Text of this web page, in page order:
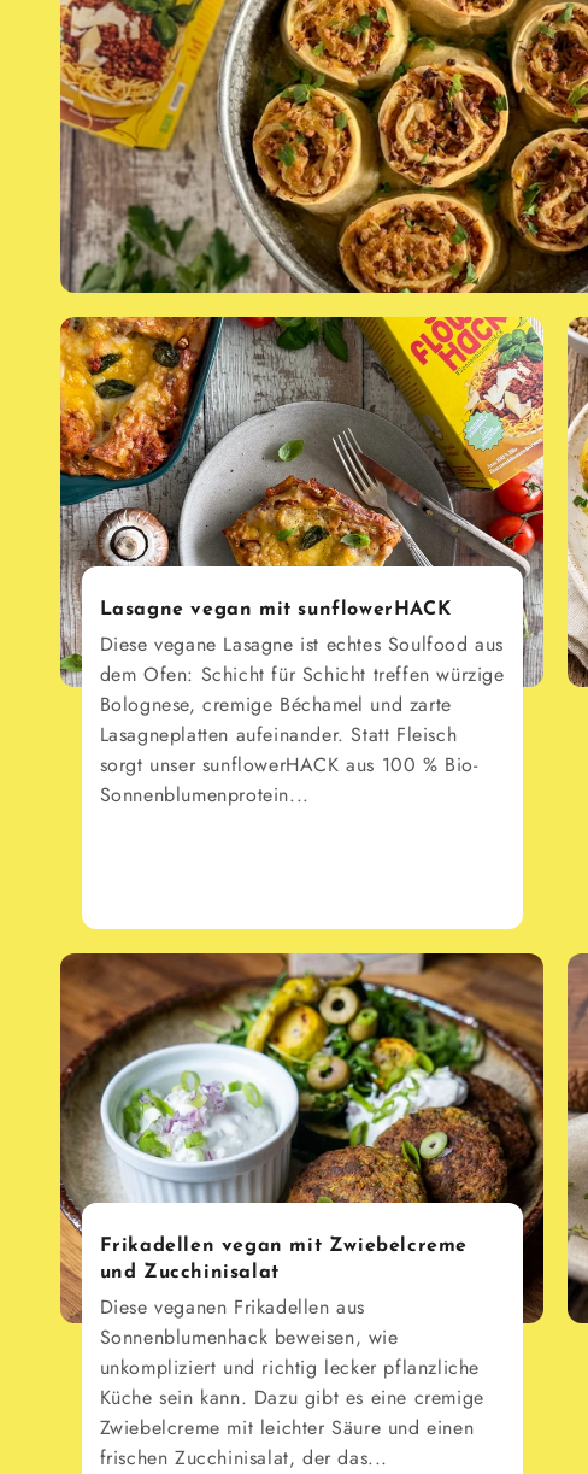
Lasagne vegan mit sunflowerHACK
Diese vegane Lasagne ist echtes Soulfood aus
dem Ofen: Schicht für Schicht treffen würzige
Bolognese, cremige Béchamel und zarte
Lasagneplatten aufeinander. Statt Fleisch
sorgt unser sunflowerHACK aus 100 % Bio-
Sonnenblumenprotein...
Frikadellen vegan mit Zwiebelcreme
und Zucchinisalat
Diese veganen Frikadellen aus
Sonnenblumenhack beweisen, wie
unkompliziert und richtig lecker pflanzliche
Küche sein kann. Dazu gibt es eine cremige
Zwiebelcreme mit leichter Säure und einen
frischen Zucchinisalat, der das...